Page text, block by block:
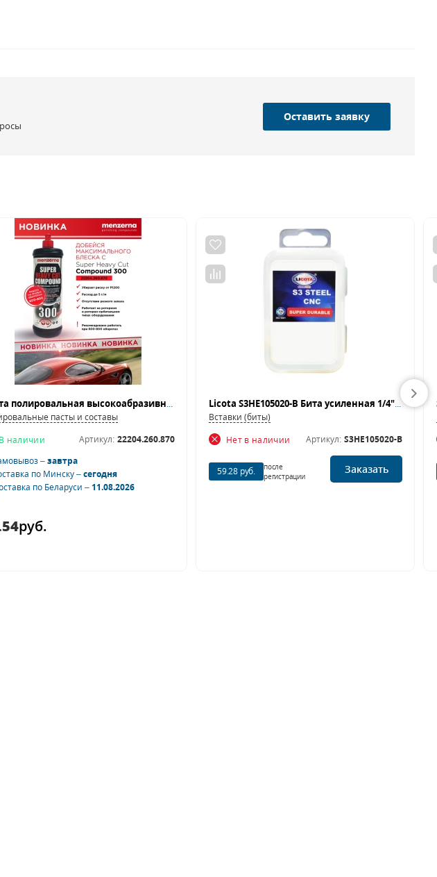
Оставить заявку
Паста полировальная высокоабразивная универсальная с улучшенной формулой MENZERNA SHCC 300
пасты и составы
В наличии
Артикул: 22204.260.870
–завтра
по Минску –сегодня
по Беларуси –11.08.2026
руб.
Licota S3HE105020-B Бита усиленная 1/4" шестигранная H2 50 мм (упаковка 20 шт.)
Вставки (биты)
Нет в наличии
Артикул: S3HE105020-B
59.28 руб.
после
регистрации
Заказать